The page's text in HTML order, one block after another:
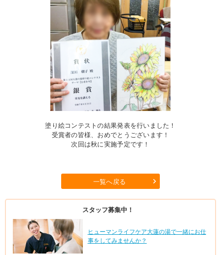
塗り絵コンテストの結果発表を行いました！
受賞者の皆様、おめでとうございます！
次回は秋に実施予定です！
一覧へ戻る
スタッフ募集中！
ヒューマンライフケア大蓮の湯で一緒にお仕
事をしてみませんか？